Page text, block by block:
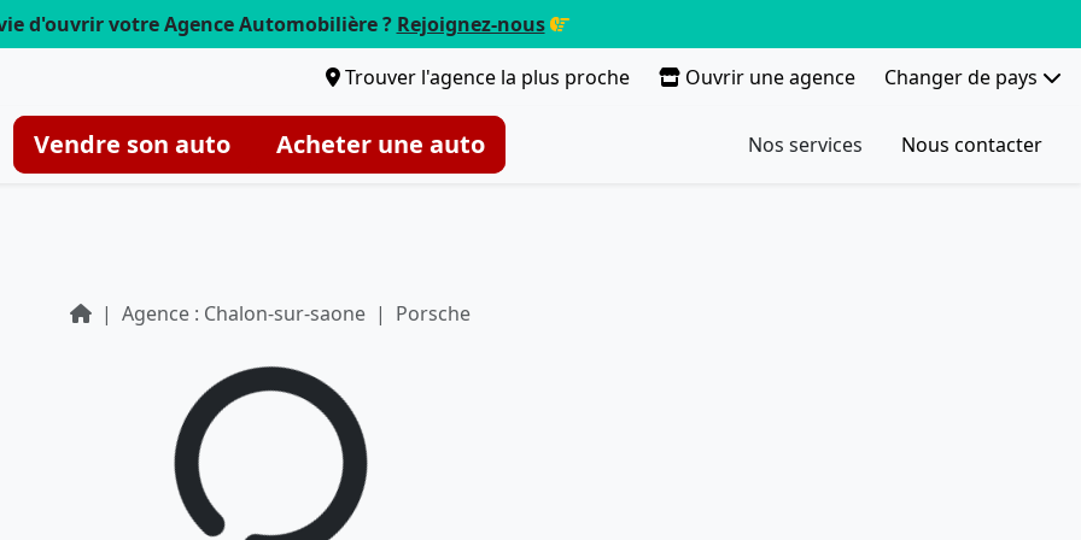
d'ouvrir votre Agence Automobilière ? Rejoignez-nous
Trouver l'agence la plus proche
Ouvrir une agence Changer de pays
Vendre son auto Acheter une auto Nos services Nous contacter
Agence : Chalon-sur-saone Porsche